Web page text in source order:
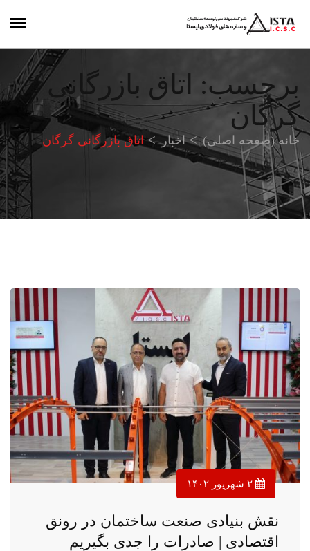
برچسب: اتاق بازرگانی
گرگان
خانه (صفحه اصلی) اخبار اتاق بازرگانی گرگان
نقش بنیادی صنعت ساختمان در رونق
اقتصادی | صادرات را جدی بگیریم